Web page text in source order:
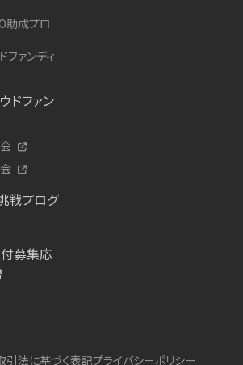
助成プロ
ファンディ
ドファン
戦プログ
募集応
引法に基づく表記プライバシーポリシー